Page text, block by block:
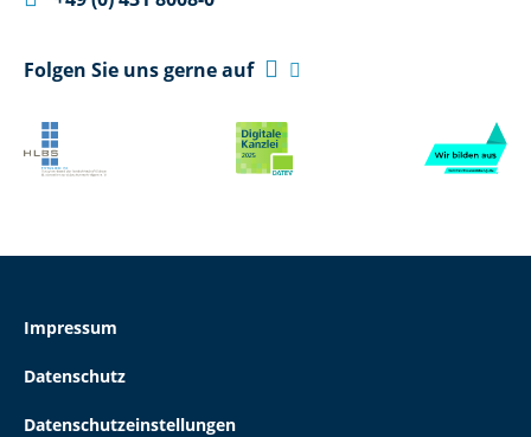
Folgen Sie uns gerne auf  
Impressum
Datenschutz
Datenschutzeinstellungen